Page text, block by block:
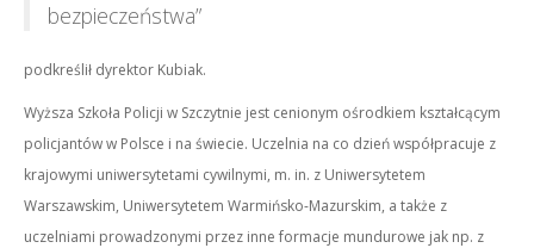
bezpieczeństwa”
podkreślił dyrektor Kubiak.
Wyższa Szkoła Policji w Szczytnie jest cenionym ośrodkiem kształcącym
policjantów w Polsce i na świecie. Uczelnia na co dzień współpracuje z
krajowymi uniwersytetami cywilnymi, m. in. z Uniwersytetem
Warszawskim, Uniwersytetem Warmińsko-Mazurskim, a także z
uczelniami prowadzonymi przez inne formacje mundurowe jak np. z